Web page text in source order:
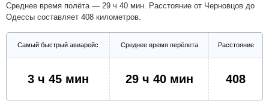
Февраль Март Апрель
Май Июнь Июль
Среднее время полёта — 29 ч 40 мин. Расстояние от Черновцов до
Одессы составляет 408 километров.
Самый быстрый авиарейс Среднее время перёлета Расстояние
3 ч 45 мин 29 ч 40 мин 408